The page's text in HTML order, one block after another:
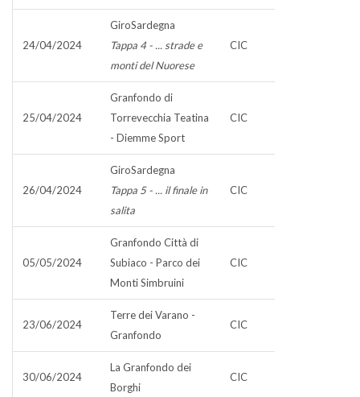
24/04/2024
GiroSardegna
Tappa 4 - ... strade e
monti del Nuorese
CIC
25/04/2024
Granfondo di
Torrevecchia Teatina
- Diemme Sport
CIC
26/04/2024
GiroSardegna
Tappa 5 - ... il finale in
salita
CIC
05/05/2024
Granfondo Città di
Subiaco - Parco dei
Monti Simbruini
CIC
23/06/2024
Terre dei Varano -
Granfondo
CIC
30/06/2024
La Granfondo dei
Borghi
CIC